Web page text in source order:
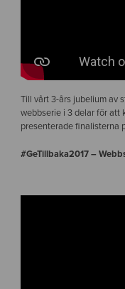
Till vårt 3-års jubelium av
webbserie i 3 delar för att
presenterade finalisterna
#GeTillbaka2017 –